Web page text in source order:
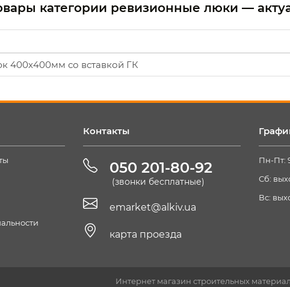
категории ревизионные люки —
400х400мм со вставкой ГК
Контакты
050 201-80-92
(звонки бесплатные)
emarket@alkiv.ua
карта проезда
Пн-Пт:
Сб:
Вс:
Интернет магазин строительных